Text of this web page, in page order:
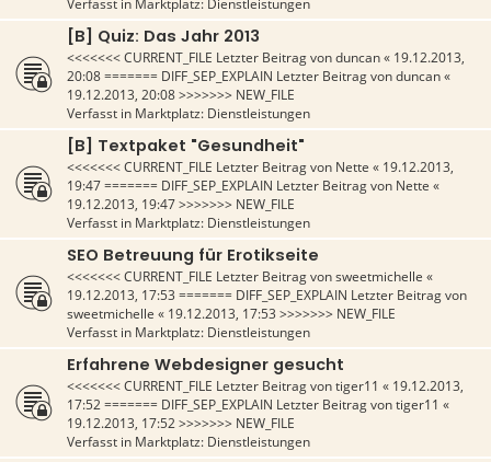
Verfasst in Marktplatz: Dienstleistungen
[B] Quiz: Das Jahr 2013
<<<<<<< CURRENT_FILE Letzter Beitrag vonduncan« 19.12.2013,
20:08======= DIFF_SEP_EXPLAIN Letzter Beitrag vonduncan«
19.12.2013, 20:08>>>>>>> NEW_FILE
Verfasst in Marktplatz: Dienstleistungen
[B] Textpaket "Gesundheit"
<<<<<<< CURRENT_FILE Letzter Beitrag von Nette « 19.12.2013,
19:47======= DIFF_SEP_EXPLAIN Letzter Beitrag von Nette «
19.12.2013, 19:47>>>>>>> NEW_FILE
Verfasst in Marktplatz: Dienstleistungen
SEO Betreuung für Erotikseite
<<<<<<< CURRENT_FILE Letzter Beitrag vonsweetmichelle «
19.12.2013, 17:53 ======= DIFF_SEP_EXPLAIN Letzter Beitrag von
sweetmichelle « 19.12.2013, 17:53 >>>>>>> NEW_FILE
Verfasst in Marktplatz: Dienstleistungen
Erfahrene Webdesigner gesucht
<<<<<<< CURRENT_FILE Letzter Beitrag vontiger11 « 19.12.2013,
17:52======= DIFF_SEP_EXPLAIN Letzter Beitrag vontiger11 «
19.12.2013, 17:52>>>>>>> NEW_FILE
Verfasst in Marktplatz: Dienstleistungen